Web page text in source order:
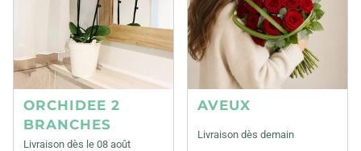
ORCHIDEE 2
BRANCHES
Livraison dès le 08 août
AVEUX
Livraison dès demain